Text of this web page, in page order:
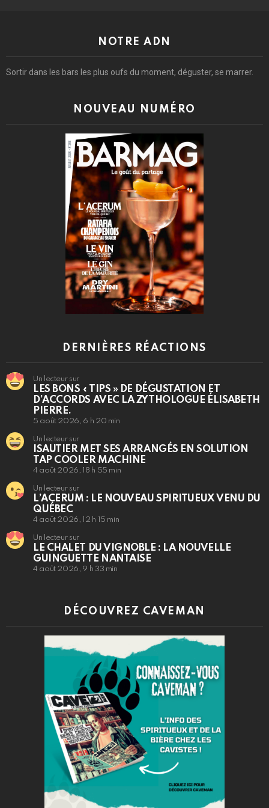
NOTRE ADN
Sortir dans les bars les plus oufs du moment, déguster, se marrer.
NOUVEAU NUMÉRO
DERNIÈRES RÉACTIONS
Un lecteur sur
LES BONS « TIPS » DE DÉGUSTATION ET
D’ACCORDS AVEC LA ZYTHOLOGUE ÉLISABETH
PIERRE.
5 août 2026, 6 h 20 min
Un lecteur sur
ISAUTIER MET SES ARRANGÉS EN SOLUTION
TAP COOLER MACHINE
4 août 2026, 18 h 55 min
Un lecteur sur
L’ACERUM : LE NOUVEAU SPIRITUEUX VENU DU
QUÉBEC
4 août 2026, 12 h 15 min
Un lecteur sur
LE CHALET DU VIGNOBLE : LA NOUVELLE
GUINGUETTE NANTAISE
4 août 2026, 9 h 33 min
DÉCOUVREZ CAVEMAN